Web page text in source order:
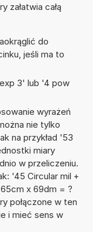
załatwia całą
do
jeśli ma to
3' lub '4 pow
wyrażeń
nie tylko
na przykład '53
miary
w przeliczeniu.
'45 Circular mil +
x 69dm = ?
połączone w ten
i mieć sens w